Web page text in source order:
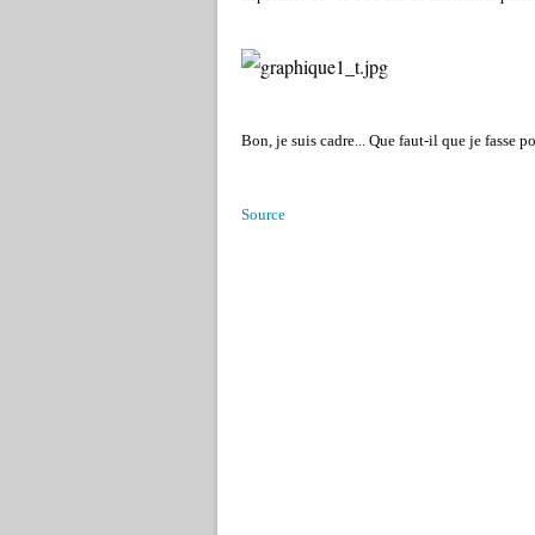
Bon, je suis cadre... Que faut-il que je fasse
Source